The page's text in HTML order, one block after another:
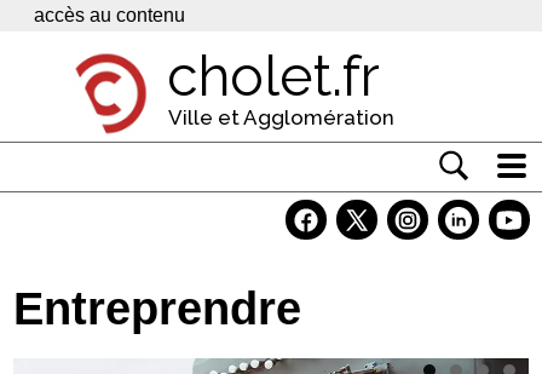
Panneau de gestion des cookies
accès au contenu
cholet.fr
Ville et Agglomération
Economie
Entreprendre